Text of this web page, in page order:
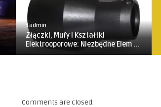
1admin
Złączki, Mufy i Kształtki
Elektrooporowe: Niezbędne Elem ...
Comments are closed.